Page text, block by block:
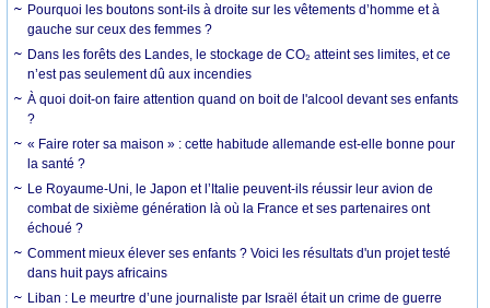
Pourquoi les boutons sont-ils à droite sur les vêtements d’homme et à
gauche sur ceux des femmes ?
Dans les forêts des Landes, le stockage de CO₂ atteint ses limites, et ce
n’est pas seulement dû aux incendies
À quoi doit-on faire attention quand on boit de l'alcool devant ses enfants
?
« Faire roter sa maison » : cette habitude allemande est-elle bonne pour
la santé ?
Le Royaume-Uni, le Japon et l’Italie peuvent-ils réussir leur avion de
combat de sixième génération là où la France et ses partenaires ont
échoué ?
Comment mieux élever ses enfants ? Voici les résultats d'un projet testé
dans huit pays africains
Liban : Le meurtre d’une journaliste par Israël était un crime de guerre